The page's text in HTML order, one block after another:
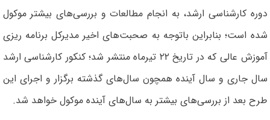
دوره کارشناسی ارشد، به انجام مطالعات و بررسی‌های بیشتر موکول
شده است؛ بنابراین باتوجه به صحبت‌های اخیر مدیرکل برنامه ریزی
آموزش عالی که در تاریخ ۲۲ تیرماه منتشر شد؛ کنکور کارشناسی ارشد
سال جاری و سال آینده همچون سال‌های گذشته برگزار و اجرای این
طرح بعد از بررسی‌های بیشتر به سال‌های آینده موکول خواهد شد.